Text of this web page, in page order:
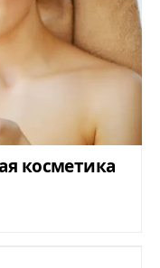
косметика